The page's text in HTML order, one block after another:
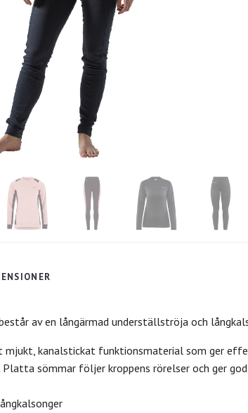
av en långärmad underställströja och
mjukt, kanalstickat funktionsmaterial som ger
sömmar följer kroppens rörelser och ger